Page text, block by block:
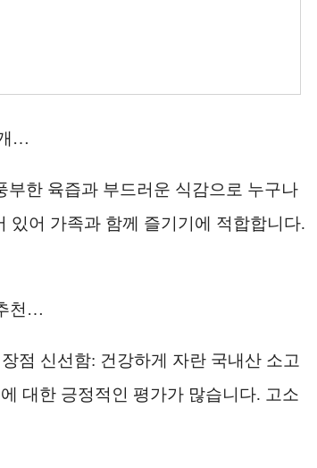
…
부한 육즙과 부드러운 식감으로 누구나
있어 가족과 함께 즐기기에 적합합니다.
천…
점 신선함: 건강하게 자란 국내산 소고
대한 긍정적인 평가가 많습니다. 고소